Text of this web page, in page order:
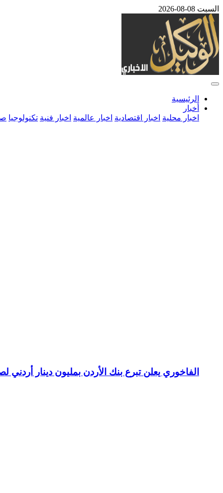
السبت 08-08-2026
الرئيسية
أخبار
اخبار محلية اخبار اقتصادية اخبار عالمية اخبار فنية تكنولوجيا
الفاخوري يعلن تبرع بنك الأردن بمليون دينار